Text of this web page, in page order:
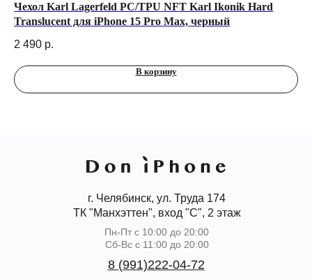
Чехол Karl Lagerfeld PC/TPU NFT Karl Ikonik Hard
Translucent для iPhone 15 Pro Max, черный
2 490 р.
В корзину
г. Челябинск, ул. Труда 174
ТК "Манхэттен", вход "С", 2 этаж
Пн-Пт с 10:00 до 20:00
Сб-Вс с 11:00 до 20:00
8 (991)222-04-72